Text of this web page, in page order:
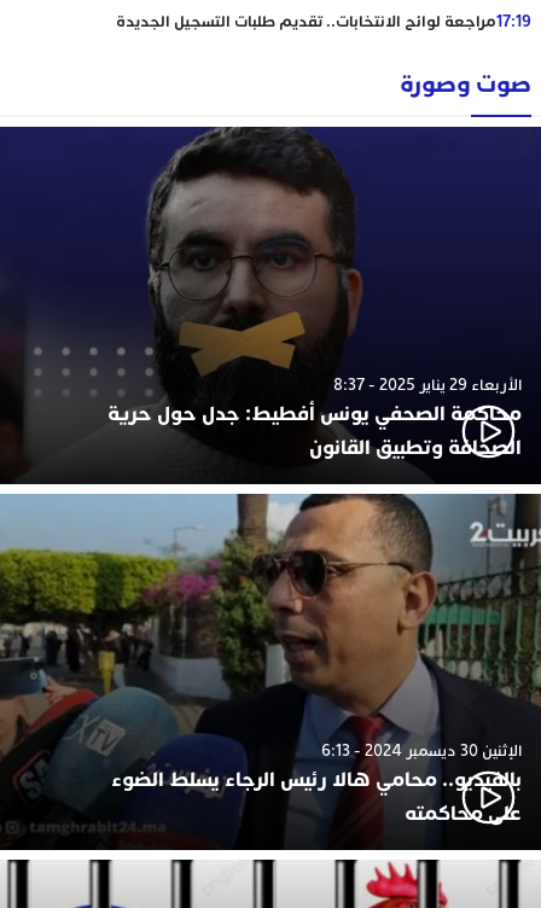
17:19مراجعة لوائح الانتخابات.. تقديم طلبات التسجيل الجديدة
صوت وصورة
الأربعاء 29 يناير 2025 - 8:37
محاكمة الصحفي يونس أفطيط: جدل حول حرية
الصحافة وتطبيق القانون
الإثنين 30 ديسمبر 2024 - 6:13
بالفيديو.. محامي هالا رئيس الرجاء يسلط الضوء
على محاكمته